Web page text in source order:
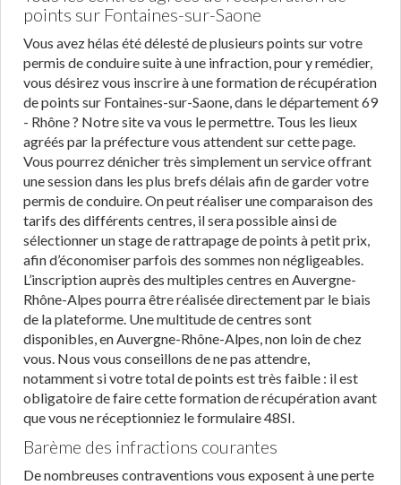
points sur Fontaines-sur-Saone
Vous avez hélas été délesté de plusieurs points sur votre
permis de conduire suite à une infraction, pour y remédier,
vous désirez vous inscrire à une formation de récupération
de points sur Fontaines-sur-Saone, dans le département 69
- Rhône ? Notre site va vous le permettre. Tous les lieux
agréés par la préfecture vous attendent sur cette page.
Vous pourrez dénicher très simplement un service offrant
une session dans les plus brefs délais afin de garder votre
permis de conduire. On peut réaliser une comparaison des
tarifs des différents centres, il sera possible ainsi de
sélectionner un stage de rattrapage de points à petit prix,
afin d’économiser parfois des sommes non négligeables.
L’inscription auprès des multiples centres en Auvergne-
Rhône-Alpes pourra être réalisée directement par le biais
de la plateforme. Une multitude de centres sont
disponibles, en Auvergne-Rhône-Alpes, non loin de chez
vous. Nous vous conseillons de ne pas attendre,
notamment si votre total de points est très faible : il est
obligatoire de faire cette formation de récupération avant
que vous ne réceptionniez le formulaire 48SI.
Barème des infractions courantes
De nombreuses contraventions vous exposent à une perte